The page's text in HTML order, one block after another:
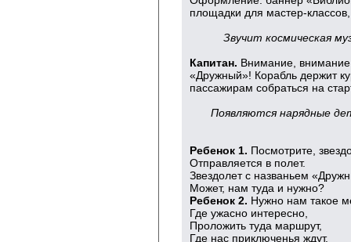
площадки для мастер-
Звучит космическая
Капитан. Внимание,
«Дружный»! Корабль держит
пассажирам собраться на
Появляются нарядные
Ребенок 1. Посмотрите,
Отправляется в полет.
Звездолет с названьем
Может, нам туда и нужно?
Ребенок 2. Нужно нам такое
Где ужасно интересно,
Проложить туда маршрут,
Где нас приключенья ждут.